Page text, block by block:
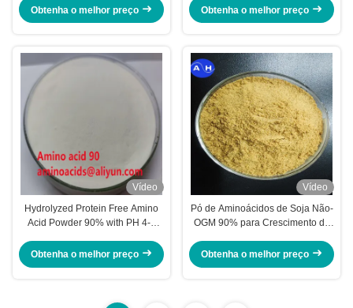
Enhanced Plant Growth
Obtenha o melhor preço
Uptake and Plant Growth
Obtenha o melhor preço
Vídeo
Hydrolyzed Protein Free Amino
Acid Powder 90% with PH 4-6
drought Agriculture
Obtenha o melhor preço
Vídeo
Pó de Aminoácidos de Soja Não-
OGM 90% para Crescimento de
Obtenha o melhor preço